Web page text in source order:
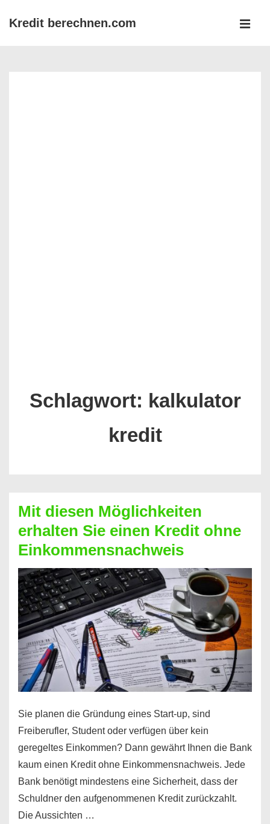
ZumKredit berechnen.com
Schlagwort: kalkulator
kredit
Mit diesen Möglichkeiten
erhalten Sie einen Kredit ohne
Einkommensnachweis
Sie planen die Gründung eines Start-up, sind
Freiberufler, Student oder verfügen über kein
geregeltes Einkommen? Dann gewährt Ihnen die Bank
kaum einen Kredit ohne Einkommensnachweis. Jede
Bank benötigt mindestens eine Sicherheit, dass der
Schuldner den aufgenommenen Kredit zurückzahlt.
Die Aussichten …